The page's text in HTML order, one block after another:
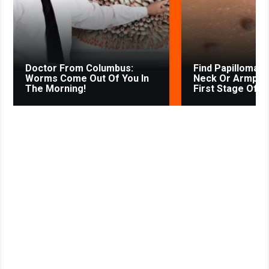
s
n
i
i
t
Doctor From Columbus:
Worms Come Out Of You In
The Morning!
Find Papillomas
Neck Or
First Stage Of...